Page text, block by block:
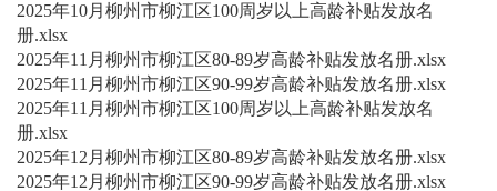
2025年10月柳州市柳江区100周岁以上高龄补贴发放名
册.xlsx
2025年11月柳州市柳江区80-89岁高龄补贴发放名册.xlsx
2025年11月柳州市柳江区90-99岁高龄补贴发放名册.xlsx
2025年11月柳州市柳江区100周岁以上高龄补贴发放名
册.xlsx
2025年12月柳州市柳江区80-89岁高龄补贴发放名册.xlsx
2025年12月柳州市柳江区90-99岁高龄补贴发放名册.xlsx